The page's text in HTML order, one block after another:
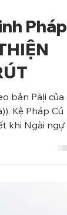
Pháp
bản Pāḷi của
khi Ngài ngự